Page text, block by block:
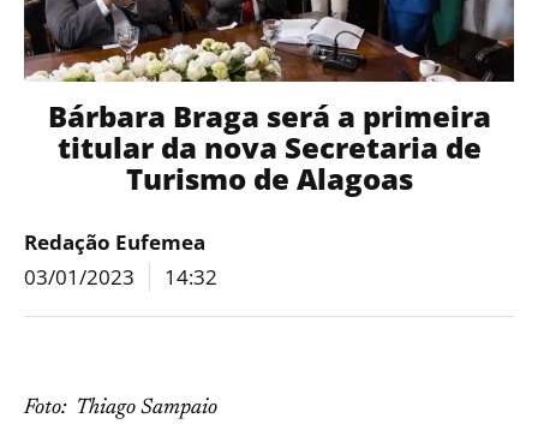
Bárbara Braga será a primeira
titular da nova Secretaria de
Turismo de Alagoas
Redação Eufemea
03/01/2023
14:32
Foto: Thiago Sampaio